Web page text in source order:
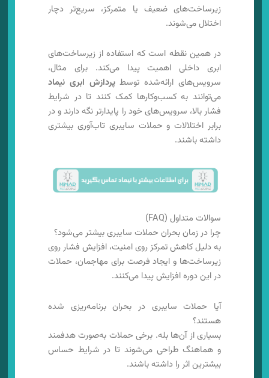
زیرساخت‌های ضعیف یا متمرکز، سریع‌تر دچار
اختلال می‌شوند.
در همین نقطه است که استفاده از زیرساخت‌های
ابری داخلی اهمیت پیدا می‌کند. برای مثال،
سرویس‌های ارائه‌شده توسطپردازش ابری نیماد
می‌توانند به کسب‌وکارها کمک کنند تا در شرایط
فشار بالا، سرویس‌های خود را پایدارتر نگه دارند و در
برابر اختلالات و حملات سایبری تاب‌آوری بیشتری
داشته باشند.
سوالات متداول (FAQ)
چرا در زمان بحران حملات سایبری بیشتر می‌شود؟
به دلیل کاهش تمرکز روی امنیت، افزایش فشار روی
زیرساخت‌ها و ایجاد فرصت برای مهاجمان، حملات
در این دوره افزایش پیدا می‌کنند.
آیا حملات سایبری در بحران برنامه‌ریزی شده
هستند؟
بسیاری از آن‌ها بله. برخی حملات به‌صورت هدفمند
و هماهنگ طراحی می‌شوند تا در شرایط حساس
بیشترین اثر را داشته باشند.